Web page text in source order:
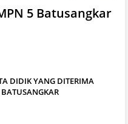
5 Batusangkar
DIDIK YANG DITERIMA